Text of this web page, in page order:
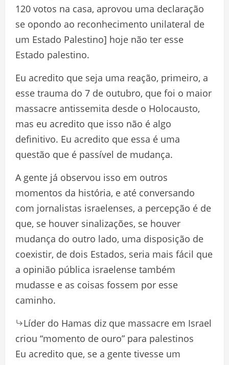
120 votos na casa, aprovou uma declaração
se opondo ao reconhecimento unilateral de
um Estado Palestino] hoje não ter esse
Estado palestino.
Eu acredito que seja uma reação, primeiro, a
esse trauma do 7 de outubro, que foi o maior
massacre antissemita desde o Holocausto,
mas eu acredito que isso não é algo
definitivo. Eu acredito que essa é uma
questão que é passível de mudança.
A gente já observou isso em outros
momentos da história, e até conversando
com jornalistas israelenses, a percepção é de
que, se houver sinalizações, se houver
mudança do outro lado, uma disposição de
coexistir, de dois Estados, seria mais fácil que
a opinião pública israelense também
mudasse e as coisas fossem por esse
caminho.
Líder do Hamas diz que massacre em Israel
criou “momento de ouro” para palestinos
Eu acredito que, se a gente tivesse um